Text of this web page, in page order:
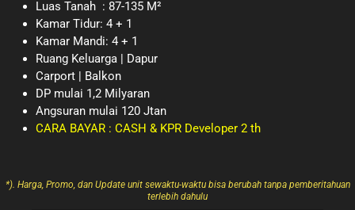
Luas Tanah : 87-135 M²
Kamar Tidur: 4 + 1
Kamar Mandi: 4 + 1
Ruang Keluarga | Dapur
Carport | Balkon
DP mulai 1,2 Milyaran
Angsuran mulai 120 Jtan
CARA BAYAR : CASH & KPR Developer 2 th
*). Harga, Promo, dan Update unit sewaktu-waktu bisa berubah tanpa pemberitahuan
terlebih dahulu